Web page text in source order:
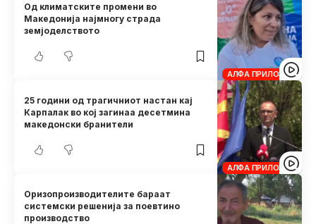
АЛФА ПРИЛОЗИ
Од климатските промени во
Македонија најмногу страда
земјоделството
АЛФА ПРИЛОЗИ
25 години од трагичниот настан кај
Карпалак во кој загинаа десетмина
македонски бранители
Оризопроизводителите бараат
системски решенија за поевтино
производство